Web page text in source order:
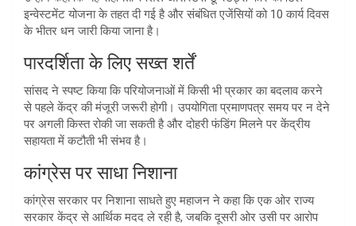
इन्वेस्टमेंट योजना के तहत दी गई है और संबंधित एजेंसियों को 10 कार्य दिवस
के भीतर धन जारी किया जाना है।
पारदर्शिता के लिए सख्त शर्तें
सांसद ने स्पष्ट किया कि परियोजनाओं में किसी भी प्रकार का बदलाव करने
से पहले केंद्र की मंजूरी जरूरी होगी। उपयोगिता प्रमाणपत्र समय पर न देने
पर अगली किस्त रोकी जा सकती है और दोहरी फंडिंग मिलने पर केंद्रीय
सहायता में कटौती भी संभव है।
कांग्रेस पर साधा निशाना
कांग्रेस सरकार पर निशाना साधते हुए महाजन ने कहा कि एक ओर राज्य
सरकार केंद्र से आर्थिक मदद ले रही है, जबकि दूसरी ओर उसी पर आरोप